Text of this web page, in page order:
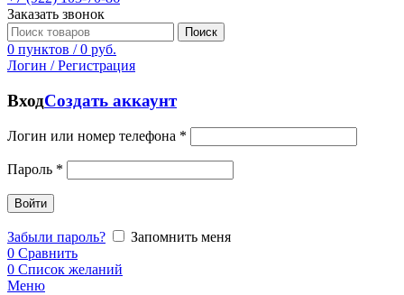
Заказать звонок
Поиск
0 пунктов / 0 руб.
Логин / Регистрация
ВходСоздать аккаунт
Логин или номер телефона *
Пароль *
Войти
Забыли пароль?
Запомнить меня
0 Сравнить
0 Список желаний
Меню